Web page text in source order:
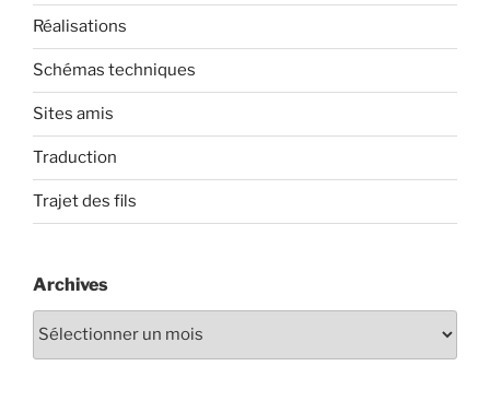
Réalisations
Schémas techniques
Sites amis
Traduction
Trajet des fils
Archives
Archives